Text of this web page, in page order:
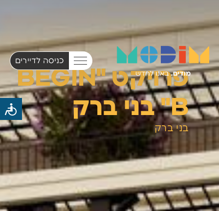
כניסה לדיירים
פרויקט "BEGIN
B" בני ברק
בני ברק